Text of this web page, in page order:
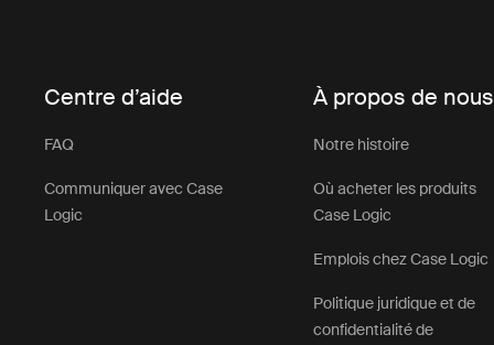
Centre d’aide
FAQ
Communiquer avec Case
Logic
À propos de nous
Notre histoire
Où acheter les produits
Case Logic
Emplois chez Case Logic
Politique juridique et de
confidentialité de